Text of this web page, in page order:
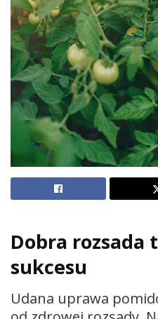
Dobra rozsada
sukcesu
Udana uprawa